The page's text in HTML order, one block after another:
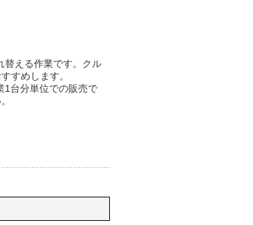
替える作業です。クル
すめします。
1台分単位での販売で